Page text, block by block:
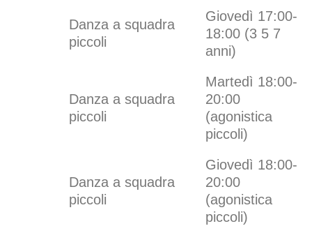
Danza a squadra
piccoli
Giovedì 17:00-
18:00 (3 5 7
anni)
Danza a squadra
piccoli
Martedì 18:00-
20:00
(agonistica
piccoli)
Danza a squadra
piccoli
Giovedì 18:00-
20:00
(agonistica
piccoli)